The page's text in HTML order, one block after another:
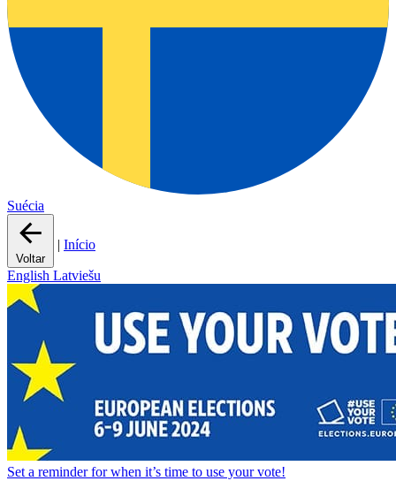
Suécia
Voltar
| Início
English Latviešu
Set a reminderfor when it’s time to use your vote!